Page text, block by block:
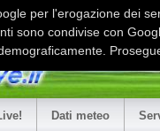
Dati meteo
per l'erogazione dei
sono condivise con